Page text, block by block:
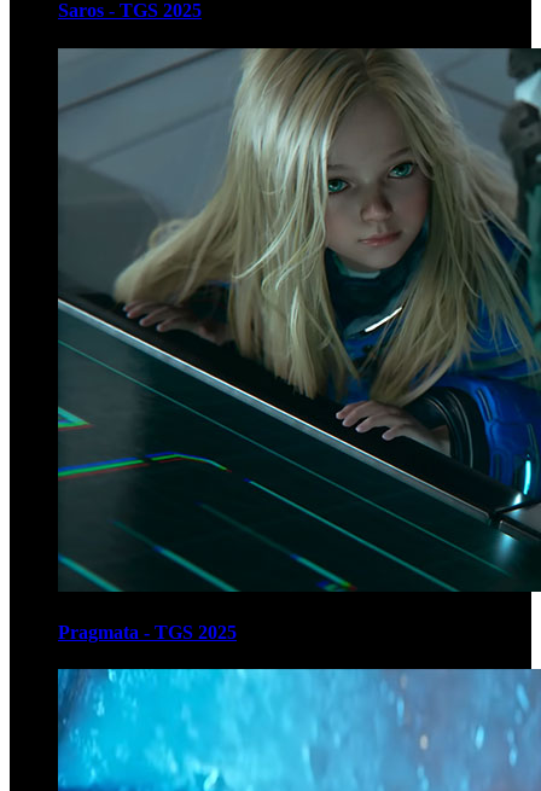
Saros - TGS 2025
Pragmata - TGS 2025